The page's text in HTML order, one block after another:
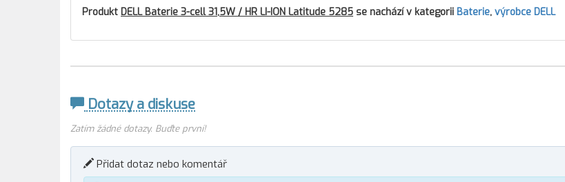
Produkt DELL Baterie 3-cell 31,5W / HR LI-ION Latitude 5285 se nachází v kategorii Baterie, výrobce DELL
Dotazy a diskuse
Zatím žádné dotazy. Buďte první!
Přidat dotaz nebo komentář